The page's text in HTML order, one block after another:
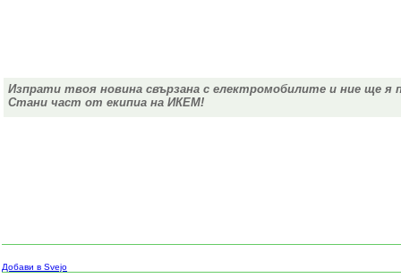
Изпрати твоя новина свързана с електромобилите и ние ще я
Стани част от екипиа на ИКЕМ!
Добави в Svejo